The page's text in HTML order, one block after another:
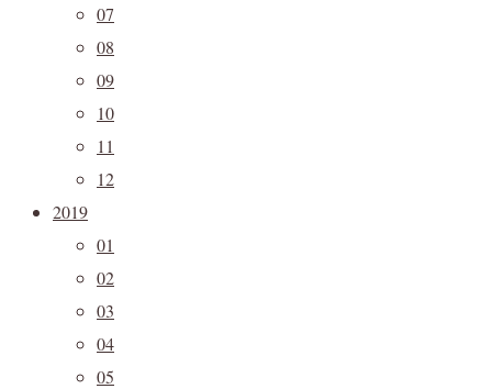
07
08
09
10
11
12
2019
01
02
03
04
05